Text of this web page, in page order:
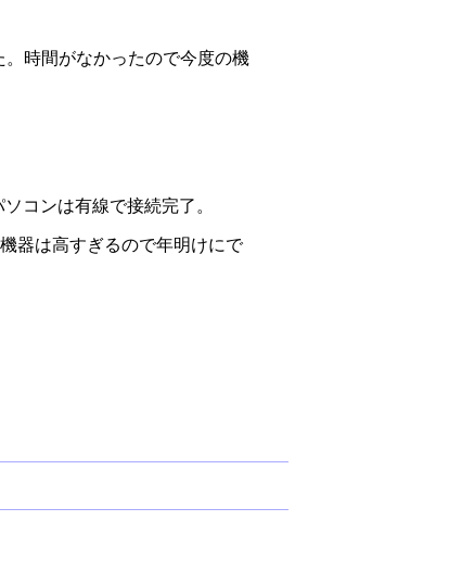
時間がなかったので今度の機
コンは有線で接続完了。
器は高すぎるので年明けにで